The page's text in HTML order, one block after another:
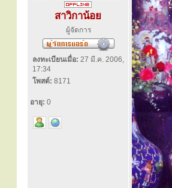
สาวิกาน้อย
ผู้จัดการ
ลงทะเบียนเมื่อ: 27 มี.ค. 2006,
17:34
โพสต์: 8171
อายุ: 0